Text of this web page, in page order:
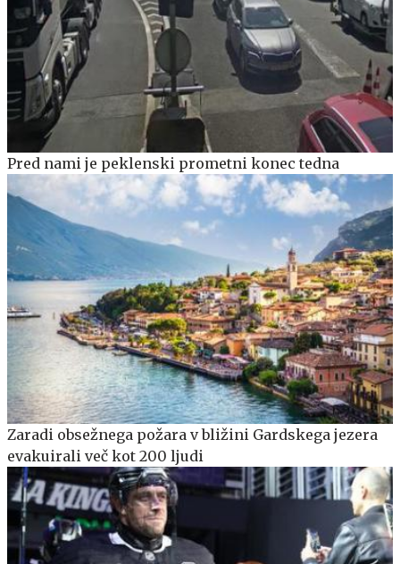
Pred nami je peklenski prometni konec tedna
Zaradi obsežnega požara v bližini Gardskega jezera
evakuirali več kot 200 ljudi